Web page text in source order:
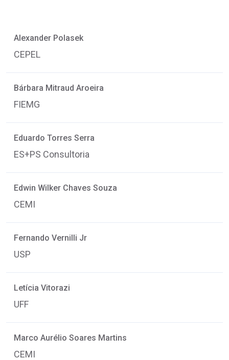
Alexander Polasek
CEPEL
Bárbara Mitraud Aroeira
FIEMG
Eduardo Torres Serra
ES+PS Consultoria
Edwin Wilker Chaves Souza
CEMI
Fernando Vernilli Jr
USP
Letícia Vitorazi
UFF
Marco Aurélio Soares Martins
CEMI